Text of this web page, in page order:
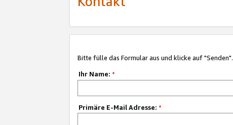
Bitte fülle das Formular aus und klicke auf "Senden".
Ihr Name: *
Primäre E-Mail Adresse: *